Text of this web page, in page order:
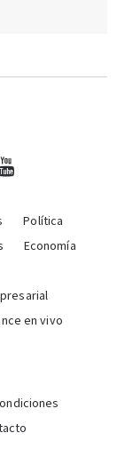
Política
Economía
en vivo